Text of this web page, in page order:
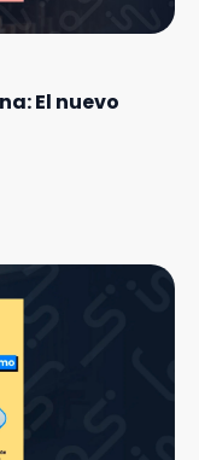
El nuevo